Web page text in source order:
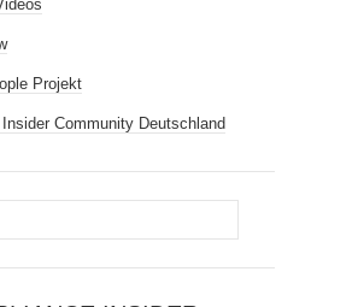
Projekt
Community Deutschland